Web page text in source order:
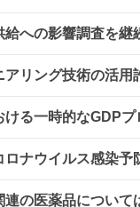
給への影響調査を継
アリング技術の活
ける一時的なGDP
ナウイルス感染
連の医薬品につい